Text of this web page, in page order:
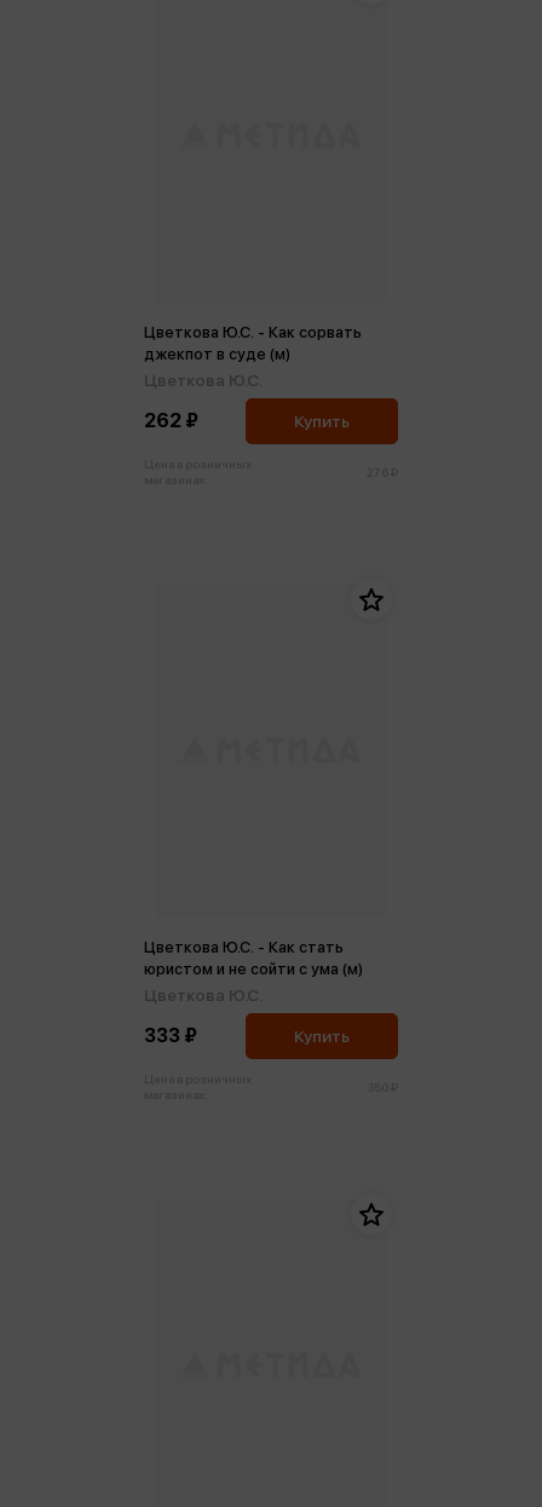
Цветкова Ю.С. - Как сорвать
джекпот в суде (м)
Цветкова Ю.С.
262 ₽ Купить
Цветкова Ю.С. - Как стать
юристом и не сойти с ума (м)
Цветкова Ю.С.
333 ₽ Купить